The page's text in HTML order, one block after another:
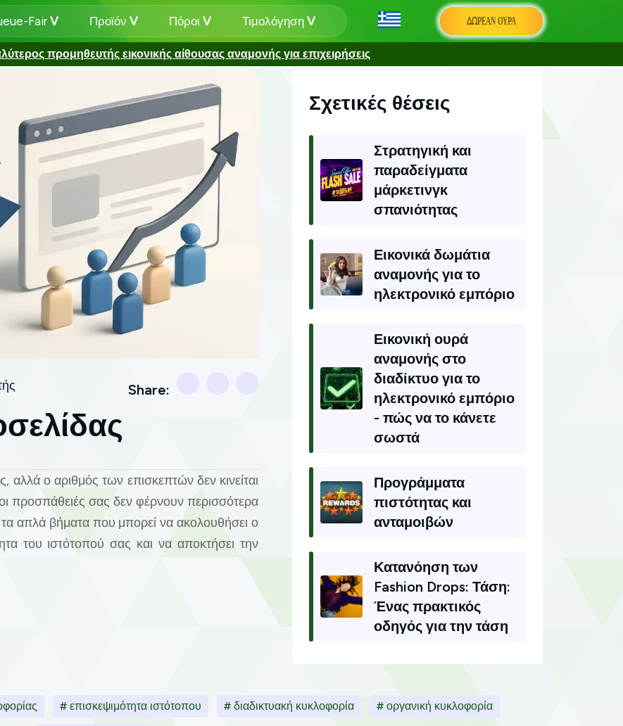
Fair Προϊόν Πόροι Τιμολόγηση ΔΩΡΕΆΝ ΟΥΡΆ
προμηθευτής εικονικής αίθουσας αναμονής για επιχειρήσεις
Share:
ο αριθμός των επισκεπτών δεν κινείται
προσπάθειές σας δεν φέρνουν περισσότερα
απλά βήματα που μπορεί να ακολουθήσει ο
του ιστότοπού σας και να αποκτήσει την
Σχετικές θέσεις
Στρατηγική και
παραδείγματα
μάρκετινγκ
σπανιότητας
Εικονικά δωμάτια
αναμονής για το
ηλεκτρονικό εμπόριο
Εικονική ουρά
αναμονής στο
διαδίκτυο για το
ηλεκτρονικό εμπόριο
- πώς να το κάνετε
σωστά
Προγράμματα
πιστότητας και
ανταμοιβών
Κατανόηση των
Fashion Drops: Τάση:
Ένας πρακτικός
οδηγός για την τάση
# επισκεψιμότητα ιστότοπου # διαδικτυακή κυκλοφορία # οργανική κυκλοφορία